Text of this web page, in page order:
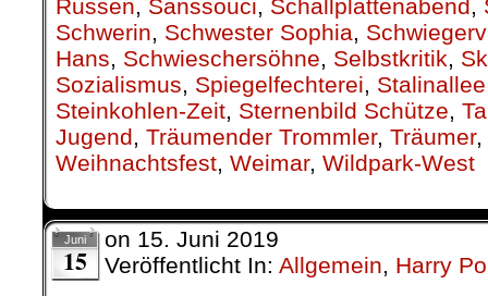
Russen, Sanssouci, Schallplattenabend,
Schwerin, Schwester Sophia,
Hans, Schwieschersöhne, Selbstkritik,
Sozialismus, Spiegelfechterei, Stalinallee
Steinkohlen-Zeit, Sternenbild Schütze,
Jugend, Träumender Trommler, Träumer,
Weihnachtsfest, Weimar, Wildpark-West
Juni
15
on 15. Juni 2019
Veröffentlicht In: Allgemein, Harry